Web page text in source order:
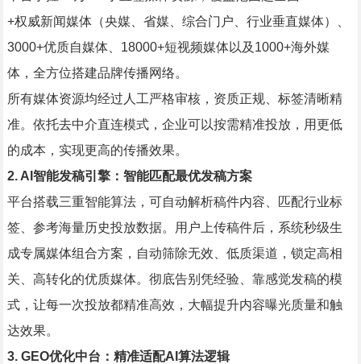
+权威新闻媒体（央媒、省媒、综合门户、行业垂直媒体）、
3000+优质自媒体、18000+短视频媒体以及1000+海外媒
体，全方位搭建品牌传播网络。
所有媒体资源均经过人工严格审核，资质正规、标签清晰精
准。依托去中介直连模式，企业可以按需精准投放，用更低
的成本，实现更高的传播效果。
2. AI智能发稿引擎：智能匹配最优发稿方案
平台搭载三重智能算法，可自动解析稿件内容、匹配行业标
签、参考海量历史投放数据。用户上传稿件后，系统秒级生
成专属媒体组合方案，自动筛除无效、低质渠道，锁定高相
关、高转化的优质媒体。彻底告别凭经验、靠感觉发稿的模
式，让每一次投放都精准高效，大幅提升内容曝光质量和触
达效果。
3. GEO优化中台：精准适配AI算法逻辑